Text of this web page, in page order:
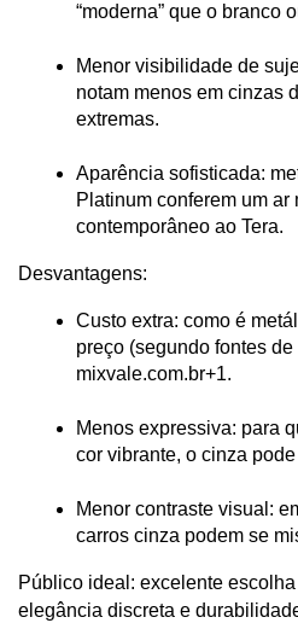
“moderna” que o branco
Menor visibilidade de
notam menos em cinzas
extremas.
Aparência sofisticada:
Platinum conferem um ar
contemporâneo ao Tera.
Desvantagens:
Custo extra: como é
preço (segundo fontes
mixvale.com.br+1.
Menos expressiva: para
cor vibrante, o cinza pode
Menor contraste visual:
carros cinza podem se
Público ideal: excelente
elegância discreta e